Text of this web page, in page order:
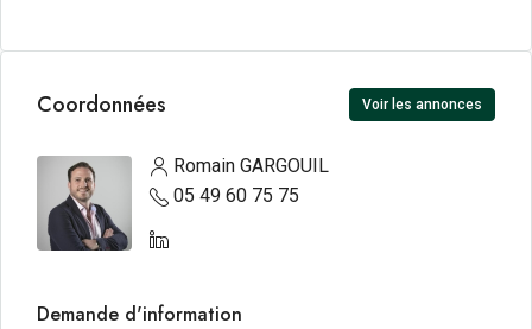
Coordonnées Voir les annonces
Romain GARGOUIL
05 49 60 75 75
Demande d'information